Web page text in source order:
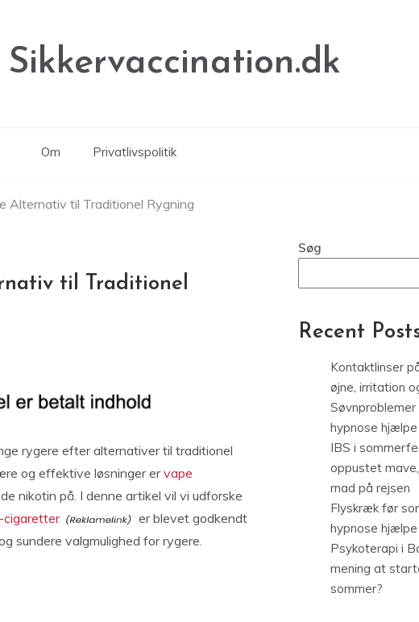
Sikkervaccination.dk
Om Privatlivspolitik
Alternativ til Traditionel Rygning
til Traditionel
rygere efter alternativer til traditionel
og effektive løsninger ervape
nikotin på. I denne artikel vil vi udforske
cigaretter
er blevet godkendt
sundere valgmulighed for rygere.
Søg
Recent
Kontaktlinser
øjne, irritation
Søvnproblemer
hypnose
IBS i
oppustet
mad på rejsen
Flyskræk før
hypnose
Psykoterapi i
mening at
sommer?